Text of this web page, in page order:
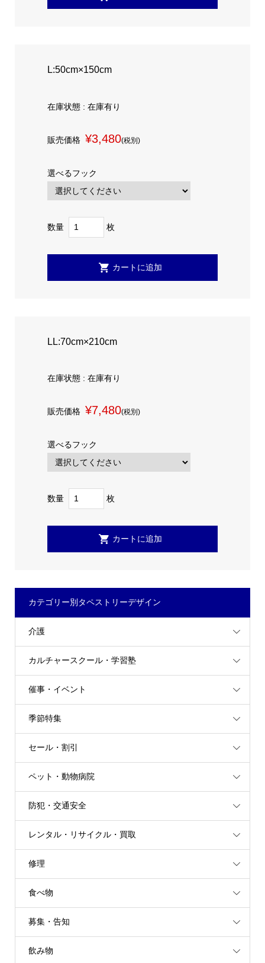
L:50cm×150cm
在庫状態 : 在庫有り
販売価格 ¥3,480(税別)
選べるフック
数量 枚
LL:70cm×210cm
在庫状態 : 在庫有り
販売価格 ¥7,480(税別)
選べるフック
数量 枚
カテゴリー別タペストリーデザイン
介護
カルチャースクール・学習塾
催事・イベント
季節特集
セール・割引
ペット・動物病院
防犯・交通安全
レンタル・リサイクル・買取
修理
食べ物
募集・告知
飲み物